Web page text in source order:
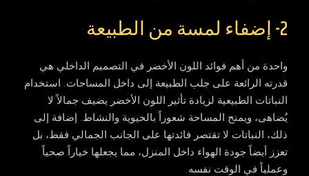
2- إضفاء لمسة من الطبيعة
واحدة من أهم فوائد اللون الأخضر في التصميم الداخلي هي
قدرته الرائعة على جلب الطبيعة إلى داخل المساحات. استخدام
النباتات الطبيعية لزيادة تأثير اللون الأخضر يضيف جمالاً لا
يُضاهى، ويمنح المساحة شعوراً بالحيوية والنشاط. إضافة إلى
ذلك، النباتات لا تقتصر فائدتها على الجانب الجمالي فقط، بل
تعزز أيضاً جودة الهواء داخل المنزل، مما يجعلها خياراً صحياً
وعملياً في الوقت نفسه.